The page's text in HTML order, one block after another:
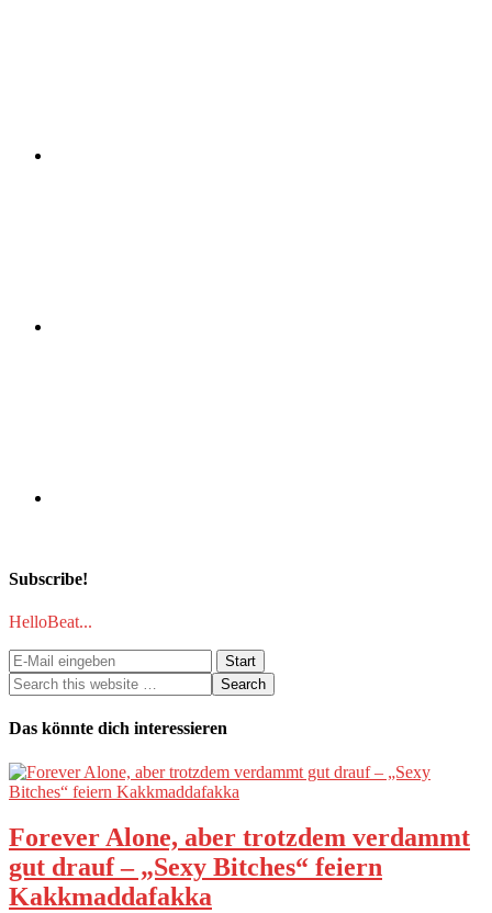
Subscribe!
HelloBeat...
Das könnte dich interessieren
Forever Alone, aber trotzdem verdammt
gut drauf – „Sexy Bitches“ feiern
Kakkmaddafakka